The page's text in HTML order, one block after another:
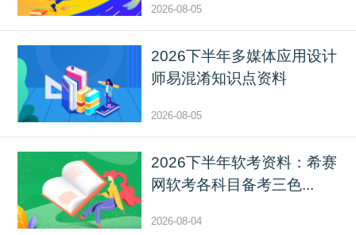
2026-08-05
2026下半年多媒体应用设计
师易混淆知识点资料
2026-08-05
2026下半年软考资料：希赛
网软考各科目备考三色...
2026-08-04